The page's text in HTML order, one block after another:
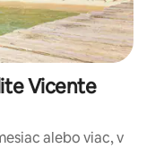
Vicente
alebo viac, v